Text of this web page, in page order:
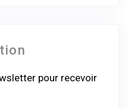
pour recevoir